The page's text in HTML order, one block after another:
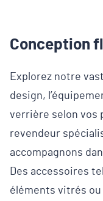
Conception
Explorez notre
design,
verrière selon vos
revendeur
accompagnons
Des accessoires
éléments vitrés ou